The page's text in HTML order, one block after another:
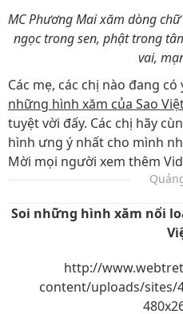
MC Phương Mai xăm dòng
ngọc trong sen, phật trong
vai,
Các mẹ, các chị nào đang
những hình xăm của Sao
tuyệt vời đấy. Các chị hãy
hình ưng ý nhất cho mình
Mời mọi người xem thêm
Soi những hình xăm nổi
http://
content/uploads/sites/